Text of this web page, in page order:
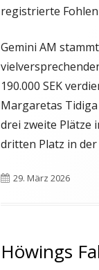
registrierte
Gemini AM
190.000 SEK
Margaretas Tidiga
drei zweite Plätze
dritten Platz in der
Veröffentlicht
29. März 2026
Höwings